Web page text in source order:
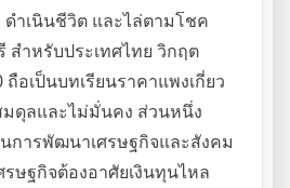
ดำเนินชีวิต และไล่ตามโชค
สำหรับประเทศไทย วิกฤต
ถือเป็นบทเรียนราคาแพงเกี่ยว
มดุลและไม่มั่นคง ส่วนหนึ่ง
การพัฒนาเศรษฐกิจและสังคม
ษฐกิจต้องอาศัยเงินทุนไหล